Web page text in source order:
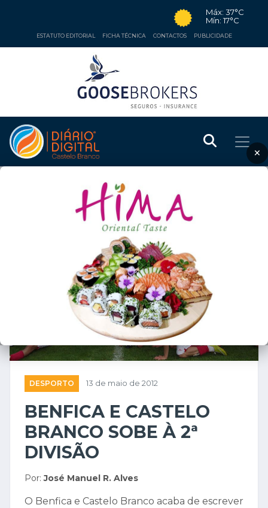
Máx: 37°C
Mín: 17°C
ESTATUTO EDITORIAL FICHA TÉCNICA CONTACTOS PUBLICIDADE
×
DESPORTO 13 de maio de 2012
BENFICA E CASTELO
BRANCO SOBE À 2ª
DIVISÃO
Por:José Manuel R. Alves
O Benfica e Castelo Branco acaba de escrever